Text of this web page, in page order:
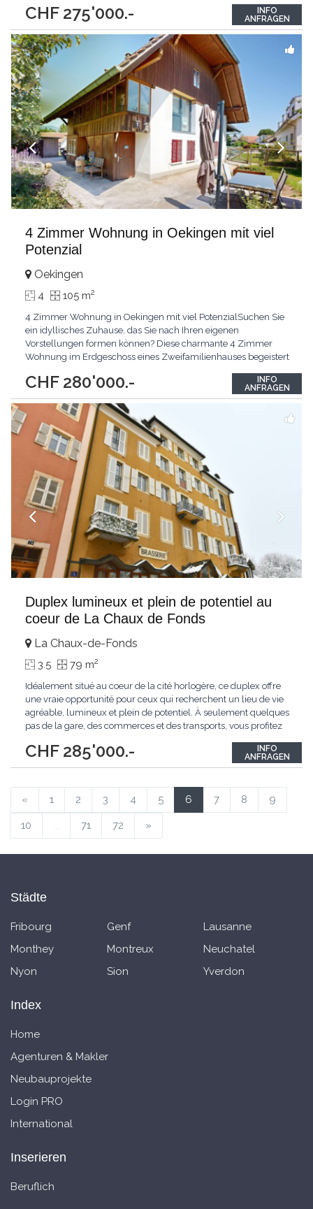
CHF 275'000.-
Description The apartment has been renovated and carefully
maintained, with several...
INFO
ANFRAGEN
4 Zimmer Wohnung in Oekingen mit viel
Potenzial
CHF 280'000.-
Oekingen
4 105 m2
4 Zimmer Wohnung in Oekingen mit viel PotenzialSuchen Sie
ein idyllisches Zuhause, das Sie nach Ihren eigenen
Vorstellungen formen können? Diese charmante 4 Zimmer
Wohnung im Erdgeschoss eines Zweifamilienhauses begeistert
Ihnen zum Leben erweckt zu werden. Die Top-Argumente für
Ihr neues Zuhause Sehr ruhige Lage: Geniessen Sie die
wohltuende...
INFO
ANFRAGEN
Duplex lumineux et plein de potentiel au
coeur de La Chaux de Fonds
CHF 285'000.-
La Chaux-de-Fonds
3.5 79 m2
Idéalement situé au coeur de la cité horlogère, ce duplex offre
une vraie opportunité pour ceux qui recherchent un lieu de vie
agréable, lumineux et plein de potentiel. À seulement quelques
pas de la gare, des commerces et des transports, vous profitez
chaleureuse.Avec ses 78 m2 bien agencés, l'appartement se
compose d'un espace...
INFO
ANFRAGEN
« 1 2 3 4 5 6 7 8 9
10 ... 71 72 »
Städte
Fribourg Genf
Lausanne
Monthey
Montreux
Neuchatel
Nyon
Sion Yverdon
Index
Home
Agenturen & Makler
Neubauprojekte
Login PRO
International
Inserieren
Beruflich